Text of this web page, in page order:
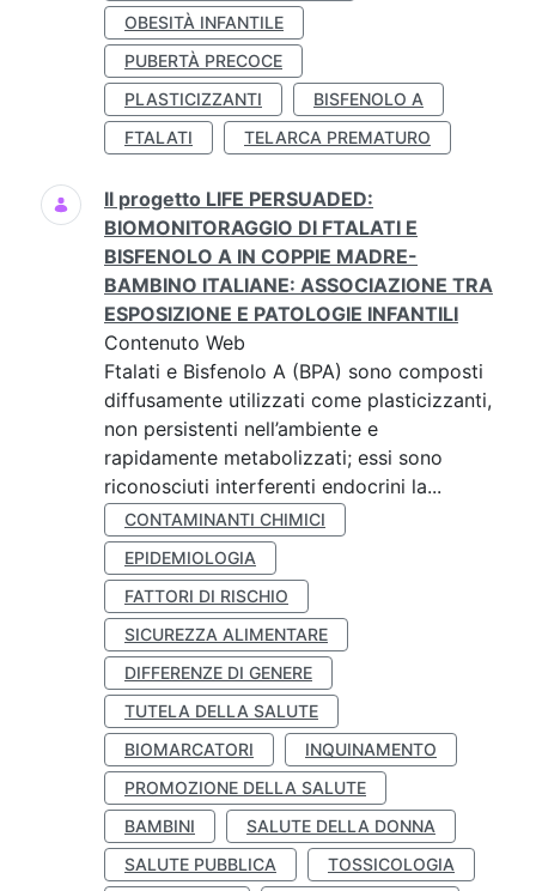
OBESITÀ INFANTILE
PUBERTÀ PRECOCE
PLASTICIZZANTI
BISFENOLO A
FTALATI
TELARCA PREMATURO
Il progetto LIFE PERSUADED:
BIOMONITORAGGIO DI FTALATI E
BISFENOLO A IN COPPIE MADRE-
BAMBINO ITALIANE: ASSOCIAZIONE TRA
ESPOSIZIONE E PATOLOGIE INFANTILI
Contenuto Web
Ftalati e Bisfenolo A (BPA) sono composti
diffusamente utilizzati come plasticizzanti,
non persistenti nell’ambiente e
rapidamente metabolizzati; essi sono
riconosciuti interferenti endocrini la...
CONTAMINANTI CHIMICI
EPIDEMIOLOGIA
FATTORI DI RISCHIO
SICUREZZA ALIMENTARE
DIFFERENZE DI GENERE
TUTELA DELLA SALUTE
BIOMARCATORI
INQUINAMENTO
PROMOZIONE DELLA SALUTE
BAMBINI
SALUTE DELLA DONNA
SALUTE PUBBLICA
TOSSICOLOGIA